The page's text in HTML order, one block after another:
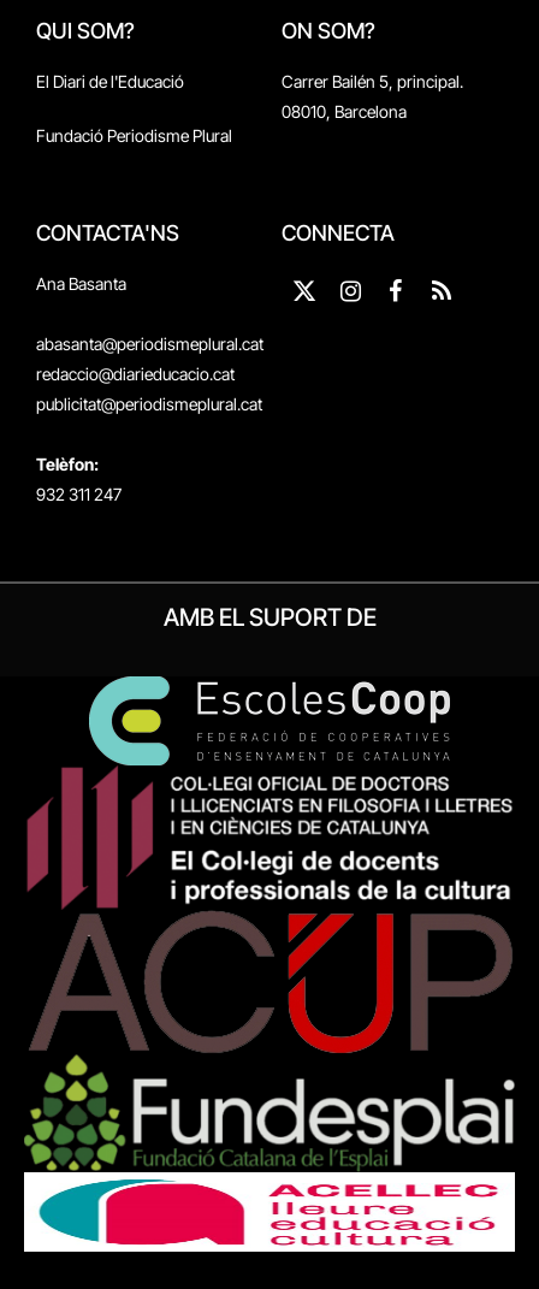
QUI SOM?
El Diari de l'Educació
Fundació Periodisme Plural
ON SOM?
Carrer Bailén 5, principal.
08010, Barcelona
CONTACTA'NS
Ana Basanta
abasanta@periodismeplural.cat
redaccio@diarieducacio.cat
publicitat@periodismeplural.cat
Telèfon:
932 311 247
CONNECTA
X
InstagramFacebook
RSS
AMB EL SUPORT DE